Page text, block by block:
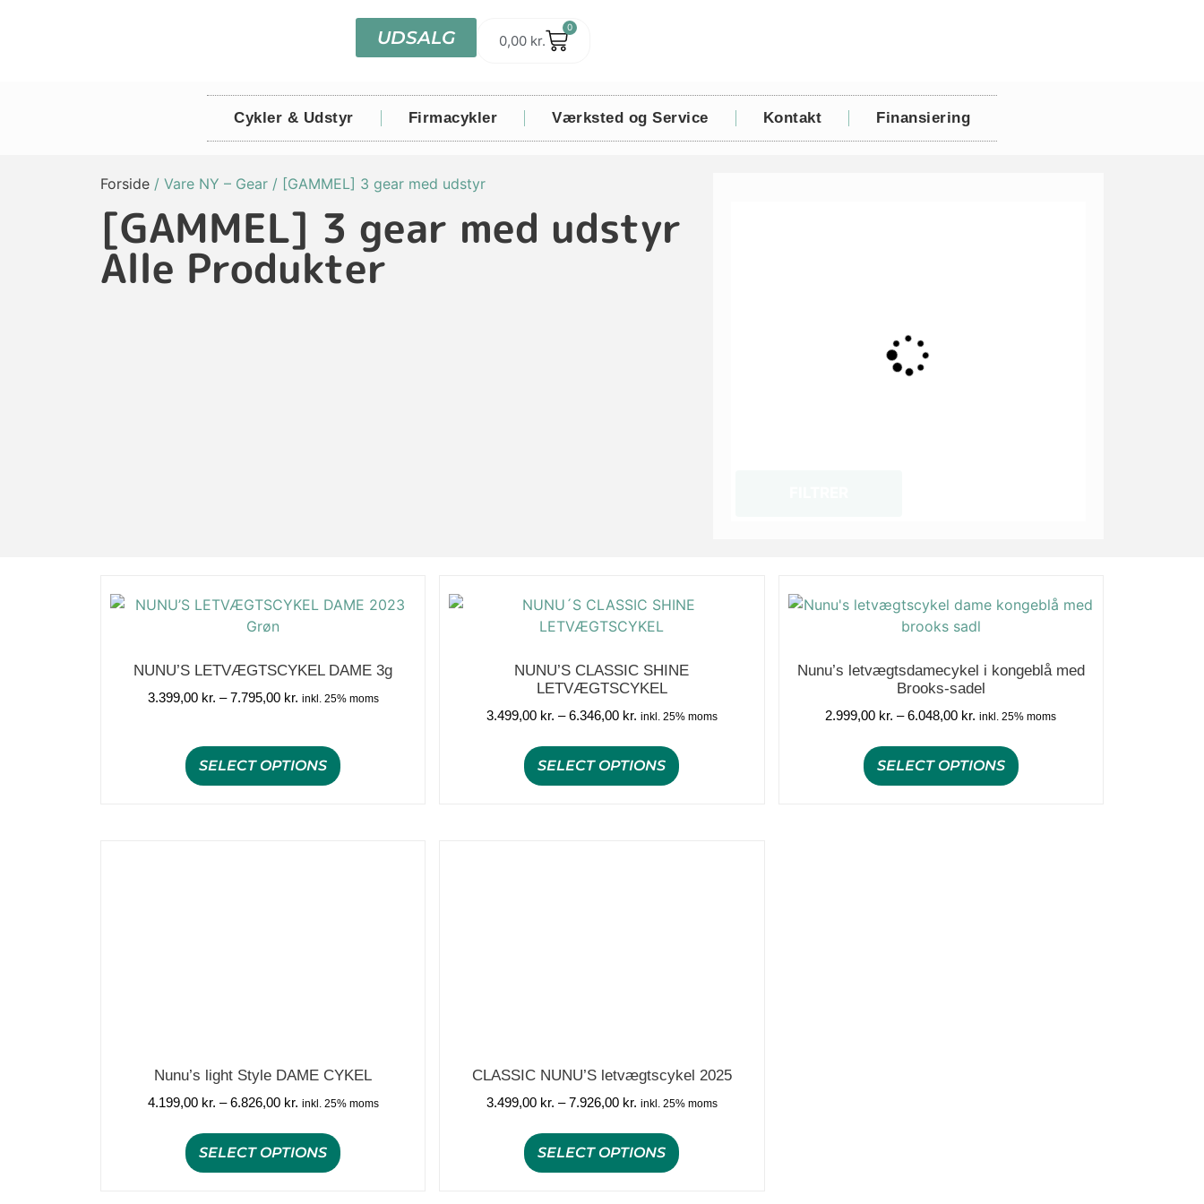
UDSALG 0,00 kr.
0
Cykler & Udstyr Firmacykler Værksted og Service Kontakt Finansiering
Forside / Vare NY – Gear / [GAMMEL] 3 gear med udstyr
[GAMMEL] 3 gear med udstyr
Alle Produkter
NUNU’S LETVÆGTSCYKEL DAME 3g
3.399,00 kr. – 7.795,00 kr. inkl. 25% moms
SELECT OPTIONS
NUNU’S CLASSIC SHINE
LETVÆGTSCYKEL
3.499,00 kr. – 6.346,00 kr. inkl. 25% moms
SELECT OPTIONS
Nunu’s letvægtsdamecykel i kongeblå med
Brooks-sadel
2.999,00 kr. – 6.048,00 kr. inkl. 25% moms
SELECT OPTIONS
Nunu’s light Style DAME CYKEL
4.199,00 kr. – 6.826,00 kr. inkl. 25% moms
SELECT OPTIONS
CLASSIC NUNU’S letvægtscykel 2025
3.499,00 kr. – 7.926,00 kr. inkl. 25% moms
SELECT OPTIONS